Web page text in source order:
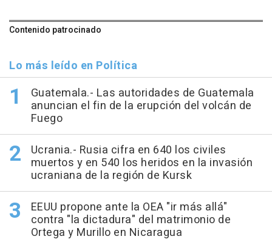
Contenido patrocinado
Lo más leído en Política
Guatemala.- Las autoridades de Guatemala
anuncian el fin de la erupción del volcán de
Fuego
Ucrania.- Rusia cifra en 640 los civiles
muertos y en 540 los heridos en la invasión
ucraniana de la región de Kursk
EEUU propone ante la OEA "ir más allá"
contra "la dictadura" del matrimonio de
Ortega y Murillo en Nicaragua